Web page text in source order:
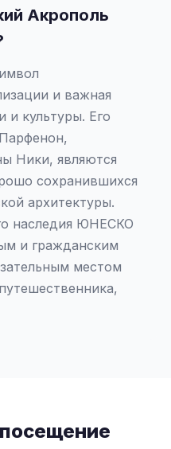
Акрополь
и важная
и культуры. Его
Ники, являются
сохранившихся
архитектуры.
наследия ЮНЕСКО
и гражданским
местом